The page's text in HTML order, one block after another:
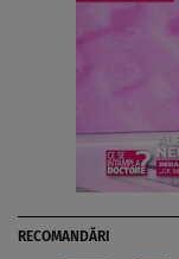
RECOMANDĂRI